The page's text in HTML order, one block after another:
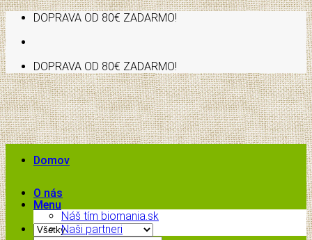
Skip
to
content
DOPRAVA OD 80€ ZADARMO!
DOPRAVA OD 80€ ZADARMO!
Menu
Domov
O nás
Náš tím biomania.sk
Naši partneri